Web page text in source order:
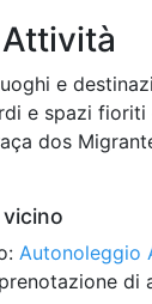
e
e spazi fioriti
dos
Autonoleggio
di